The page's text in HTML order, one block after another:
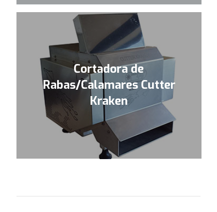
Cortadora de
Rabas/Calamares Cutter
Kraken